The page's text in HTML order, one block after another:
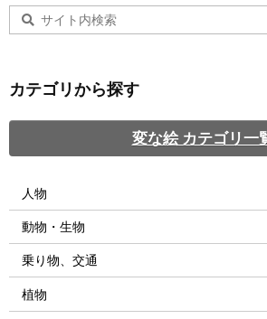
カテゴリから探す
変な絵 カテゴリ一
人物
動物・生物
乗り物、交通
植物